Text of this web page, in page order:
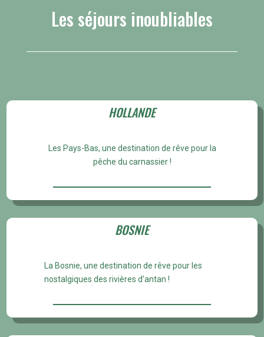
Les séjours inoubliables
HOLLANDE
Les Pays-Bas, une destination de rêve pour la
pêche du carnassier !
BOSNIE
La Bosnie, une destination de rêve pour les
nostalgiques des rivières d’antan !